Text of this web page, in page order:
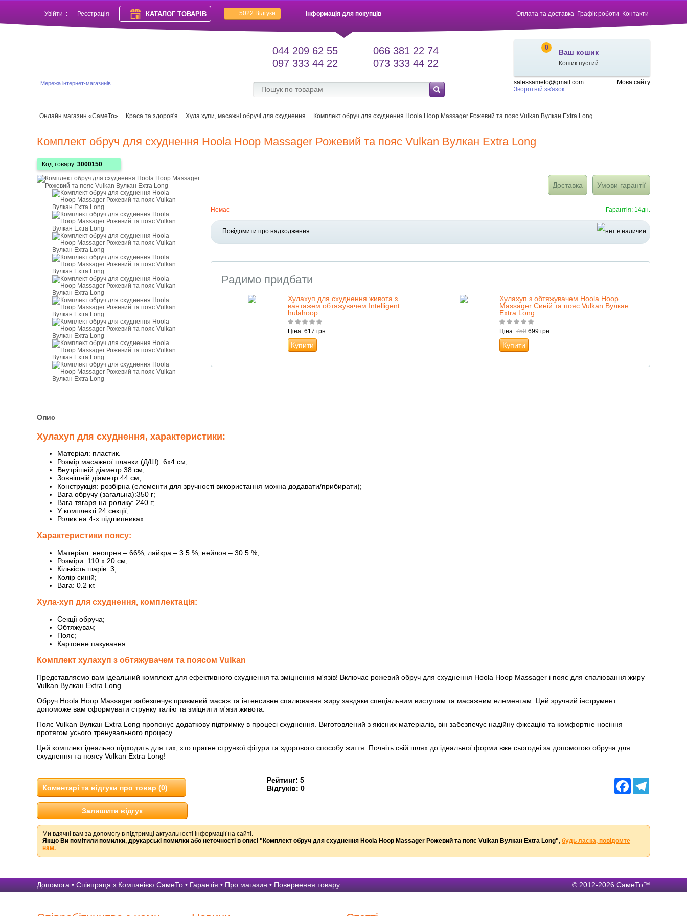
Увійти : Реєстрація КАТАЛОГ ТОВАРІВ 5022 Відгуки Оплата та доставка Графік роботи Контакти
Інформація для покупців
Мережа інтернет-магазинів
0
Ваш кошик
Кошик пустий
salessameto@gmail.com
Зворотній зв'язок
Мова сайту
044 209 62 55
097 333 44 22
066 381 22 74
073 333 44 22
Онлайн магазин «СамеТо» Краса та здоров'я Хула хупи, масажні обручі для схуднення Комплект обруч для схуднення Hoola Hoop Massager Рожевий та пояс Vulkan Вулкан Extra Long
Комплект обруч для схуднення Hoola Hoop Massager Рожевий та пояс Vulkan Вулкан Extra Long
Код товару: 3000150
Доставка Умови гарантії
Немає Гарантія: 14дн.
Повідомити про надходження
Радимо придбати
Хулахуп для схуднення живота з
вантажем обтяжувачем Intelligent
hulahoop
Ціна: 617 грн.
Купити
Хулахуп з обтяжувачем Hoola Hoop
Massager Синій та пояс Vulkan Вулкан
Extra Long
Ціна: 750 699 грн.
Купити
Опис
Хулахуп для схуднення, характеристики:
Матеріал: пластик.
Розмір масажної планки (Д/Ш): 6х4 см;
Внутрішній діаметр 38 см;
Зовнішній діаметр 44 см;
Конструкція: розбірна (елементи для зручності використання можна додавати/прибирати);
Вага обручу (загальна):350 г;
Вага тягаря на ролику: 240 г;
У комплекті 24 секції;
Ролик на 4-х підшипниках.
Характеристики поясу:
Матеріал: неопрен – 66%; лайкра – 3.5 %; нейлон – 30.5 %;
Розміри: 110 x 20 см;
Кількість шарів: 3;
Колір синій;
Вага: 0.2 кг.
Хула-хуп для схуднення, комплектація:
Секції обруча;
Обтяжувач;
Пояс;
Картонне пакування.
Комплект хулахуп з обтяжувачем та поясом Vulkan
Представляємо вам ідеальний комплект для ефективного схуднення та зміцнення м'язів! Включає рожевий обруч для схуднення Hoola Hoop Massager і пояс для спалювання жиру
Vulkan Вулкан Extra Long.
Обруч Hoola Hoop Massager забезпечує приємний масаж та інтенсивне спалювання жиру завдяки спеціальним виступам та масажним елементам. Цей зручний інструмент
допоможе вам сформувати струнку талію та зміцнити м'язи живота.
Пояс Vulkan Вулкан Extra Long пропонує додаткову підтримку в процесі схуднення. Виготовлений з якісних матеріалів, він забезпечує надійну фіксацію та комфортне носіння
протягом усього тренувального процесу.
Цей комплект ідеально підходить для тих, хто прагне стрункої фігури та здорового способу життя. Почніть свій шлях до ідеальної форми вже сьогодні за допомогою обруча для
схуднення та поясу Vulkan Extra Long!
Facebook
Коментарі та відгуки про товар (0)
Рейтинг: 5
Відгуків: 0
Залишити відгук
Ми вдячні вам за допомогу в підтримці актуальності інформації на сайті.
Якщо Ви помітили помилки, друкарські помилки або неточності в описі "Комплект обруч для схуднення Hoola Hoop Massager Рожевий та пояс Vulkan Вулкан Extra Long", будь ласка, повідомте
нам.
© 2012-2026 СамеТо™
Допомога • Співпраця з Компанією СамеТо • Гарантія • Про магазин • Повернення товару